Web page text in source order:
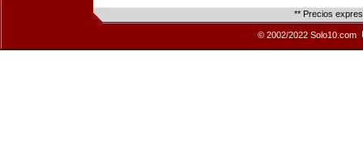
** Precios
© 2002/2022 Solo10.com